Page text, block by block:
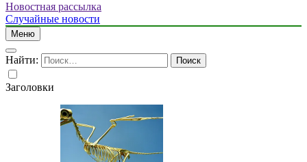
Новостная рассылка
Случайные новости
Меню
Найти:
Заголовки